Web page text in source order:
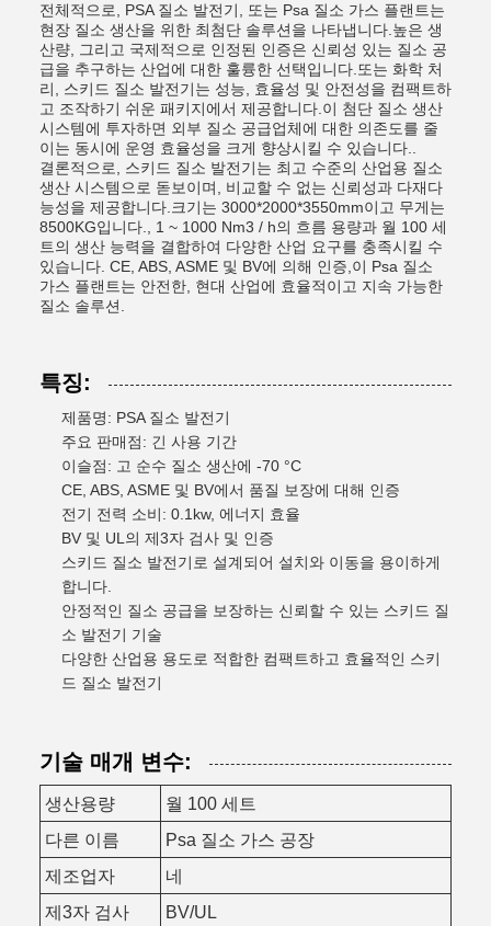
전체적으로, PSA 질소 발전기, 또는 Psa 질소 가스 플랜트는
현장 질소 생산을 위한 최첨단 솔루션을 나타냅니다.높은 생
산량, 그리고 국제적으로 인정된 인증은 신뢰성 있는 질소 공
급을 추구하는 산업에 대한 훌륭한 선택입니다.또는 화학 처
리, 스키드 질소 발전기는 성능, 효율성 및 안전성을 컴팩트하
고 조작하기 쉬운 패키지에서 제공합니다.이 첨단 질소 생산
시스템에 투자하면 외부 질소 공급업체에 대한 의존도를 줄
이는 동시에 운영 효율성을 크게 향상시킬 수 있습니다..
결론적으로, 스키드 질소 발전기는 최고 수준의 산업용 질소
생산 시스템으로 돋보이며, 비교할 수 없는 신뢰성과 다재다
능성을 제공합니다.크기는 3000*2000*3550mm이고 무게는
8500KG입니다., 1 ~ 1000 Nm3 / h의 흐름 용량과 월 100 세
트의 생산 능력을 결합하여 다양한 산업 요구를 충족시킬 수
있습니다. CE, ABS, ASME 및 BV에 의해 인증,이 Psa 질소
가스 플랜트는 안전한, 현대 산업에 효율적이고 지속 가능한
질소 솔루션.
특징:
제품명: PSA 질소 발전기
주요 판매점: 긴 사용 기간
이슬점: 고 순수 질소 생산에 -70 °C
CE, ABS, ASME 및 BV에서 품질 보장에 대해 인증
전기 전력 소비: 0.1kw, 에너지 효율
BV 및 UL의 제3자 검사 및 인증
스키드 질소 발전기로 설계되어 설치와 이동을 용이하게
합니다.
안정적인 질소 공급을 보장하는 신뢰할 수 있는 스키드 질
소 발전기 기술
다양한 산업용 용도로 적합한 컴팩트하고 효율적인 스키
드 질소 발전기
기술 매개 변수:
생산용량
월 100 세트
다른 이름
Psa 질소 가스 공장
제조업자
네
제3자 검사
BV/UL